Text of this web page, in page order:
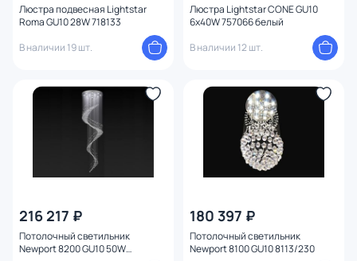
Люстра подвесная Lightstar
Roma GU10 28W 718133
В наличии 19 шт.
Люстра Lightstar CONE GU10
6х40W 757066 белый
В наличии 12 шт.
216 217 ₽
Потолочный светильник
Newport 8200 GU10 50W
180 397 ₽
Потолочный светильник
Newport 8100 GU10 8113/230